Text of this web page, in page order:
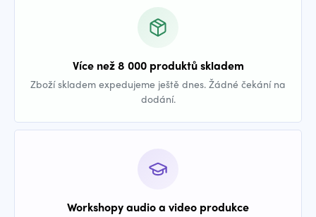
Více než 8 000 produktů skladem
Zboží skladem expedujeme ještě dnes. Žádné čekání na
dodání.
Workshopy audio a video produkce